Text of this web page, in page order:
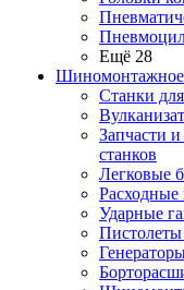
Ещё 28
Шиномонтажное
Станки
Запчасти
станков
Легковые
Ударные